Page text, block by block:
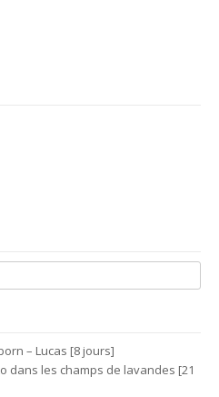
– Lucas [8 jours]
dans les champs de lavandes [21